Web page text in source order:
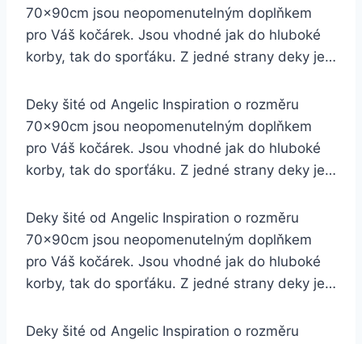
70x90cm jsou neopomenutelným doplňkem
pro Váš kočárek. Jsou vhodné jak do hluboké
korby, tak do sporťáku. Z jedné strany deky je…
Deky šité od Angelic Inspiration o rozměru
70x90cm jsou neopomenutelným doplňkem
pro Váš kočárek. Jsou vhodné jak do hluboké
korby, tak do sporťáku. Z jedné strany deky je…
Deky šité od Angelic Inspiration o rozměru
70x90cm jsou neopomenutelným doplňkem
pro Váš kočárek. Jsou vhodné jak do hluboké
korby, tak do sporťáku. Z jedné strany deky je…
Deky šité od Angelic Inspiration o rozměru